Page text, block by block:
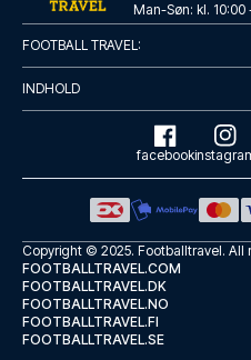
Man-Søn: kl. 10:00
FOOTBALL TRAVEL:
INDHOLD
facebook
Copyright © 2025. Footballtravel. All
FOOTBALLTRAVEL.COM
FOOTBALLTRAVEL.DK
FOOTBALLTRAVEL.NO
FOOTBALLTRAVEL.FI
FOOTBALLTRAVEL.SE